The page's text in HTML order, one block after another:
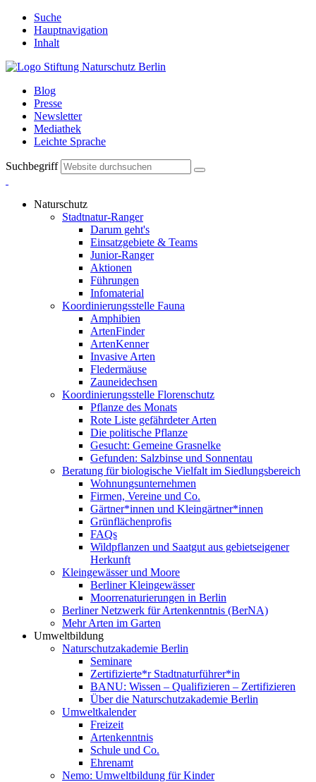
Suche
Hauptnavigation
Inhalt
Blog
Presse
Newsletter
Mediathek
Leichte Sprache
Suchbegriff
Naturschutz
Stadtnatur-Ranger
Darum geht's
Einsatzgebiete & Teams
Junior-Ranger
Aktionen
Führungen
Infomaterial
Koordinierungsstelle Fauna
Amphibien
ArtenFinder
ArtenKenner
Invasive Arten
Fledermäuse
Zauneidechsen
Koordinierungsstelle Florenschutz
Pflanze des Monats
Rote Liste gefährdeter Arten
Die politische Pflanze
Gesucht: Gemeine Grasnelke
Gefunden: Salzbinse und Sonnentau
Beratung für biologische Vielfalt im Siedlungsbereich
Wohnungsunternehmen
Firmen, Vereine und Co.
Gärtner*innen und Kleingärtner*innen
Grünflächenprofis
FAQs
Wildpflanzen und Saatgut aus gebietseigener
Herkunft
Kleingewässer und Moore
Berliner Kleingewässer
Moorrenaturierungen in Berlin
Berliner Netzwerk für Artenkenntnis (BerNA)
Mehr Arten im Garten
Umweltbildung
Naturschutzakademie Berlin
Seminare
Zertifizierte*r Stadtnaturführer*in
BANU: Wissen – Qualifizieren – Zertifizieren
Über die Naturschutzakademie Berlin
Umweltkalender
Freizeit
Artenkenntnis
Schule und Co.
Ehrenamt
Nemo: Umweltbildung für Kinder